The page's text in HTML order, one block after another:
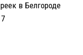
в Белгороде